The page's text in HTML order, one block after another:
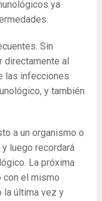
ya
Sin
directamente al
las infecciones
y también
a un organismo o
luego recordará
La próxima
con el mismo
la última vez y